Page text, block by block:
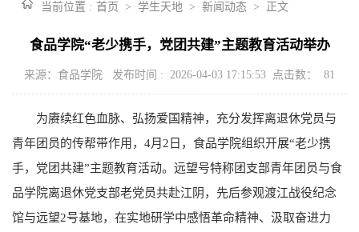
当前位置 : 首页 > 学生天地 > 新闻动态 > 正文
食品学院“老少携手，党团共建”主题教育活动举办
来源：食品学院 发布时间 : 2026-04-03 17:15:53 点击数： 81
为赓续红色血脉、弘扬爱国精神，充分发挥离退休党员与
青年团员的传帮带作用，4月2日，食品学院组织开展“老少携
手，党团共建”主题教育活动。远望号特称团支部青年团员与食
品学院离退休党支部老党员共赴江阴，先后参观渡江战役纪念
馆与远望2号基地，在实地研学中感悟革命精神、汲取奋进力